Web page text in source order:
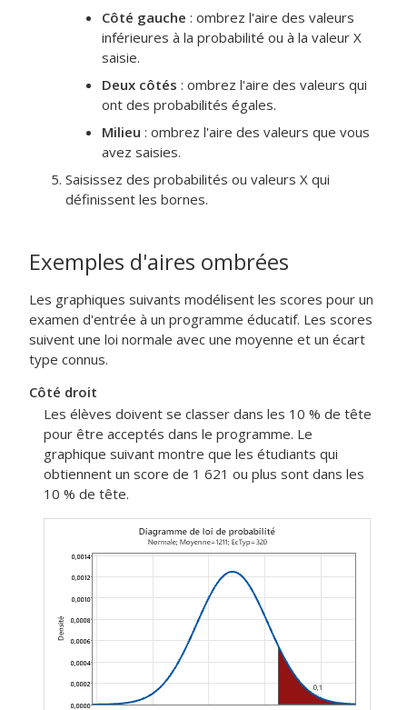
Côté gauche : ombrez l'aire des valeurs
inférieures à la probabilité ou à la valeur X
saisie.
Deux côtés : ombrez l'aire des valeurs qui
ont des probabilités égales.
Milieu : ombrez l'aire des valeurs que vous
avez saisies.
Saisissez des probabilités ou valeurs X qui
définissent les bornes.
Exemples d'aires ombrées
Les graphiques suivants modélisent les scores pour un
examen d'entrée à un programme éducatif. Les scores
suivent une loi normale avec une moyenne et un écart
type connus.
Côté droit
Les élèves doivent se classer dans les 10 % de tête
pour être acceptés dans le programme. Le
graphique suivant montre que les étudiants qui
obtiennent un score de 1 621 ou plus sont dans les
10 % de tête.